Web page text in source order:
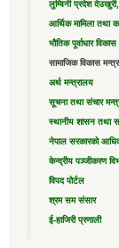
लुम्विनी प्रदेश
आर्थिक मामिला तथा
भौतिक पूर्वाधार
सामाजिक विकास
अर्थ मन्त्रालय
सूचना तथा संचार
स्थानीय शासन तथा
नेपाल सरकारको
केन्द्रीय पञ्जीकरण
विपद पोर्टल
श्रम सम संसार
ई-हाजिरी प्रणाली